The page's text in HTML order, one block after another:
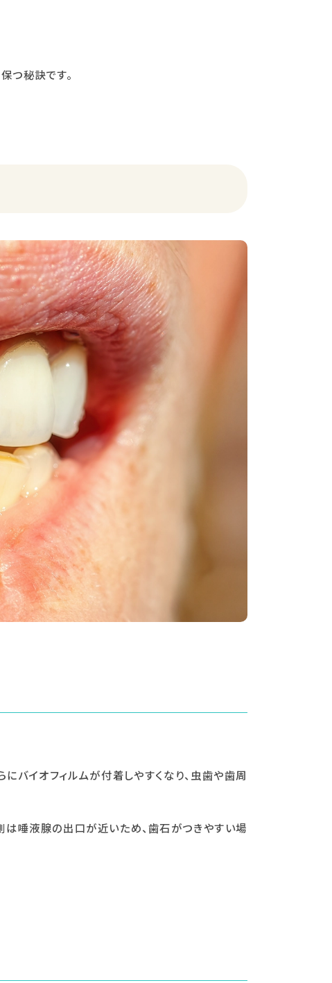
つ秘訣です。
バイオフィルムが付着しやすくなり、虫歯や歯周
は唾液腺の出口が近いため、歯石がつきやすい場